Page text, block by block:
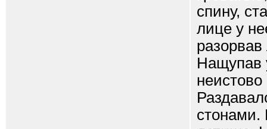
спину,
лице у
разорвав
Нащупав
стонами.